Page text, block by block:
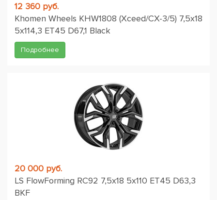
12 360 руб.
Khomen Wheels KHW1808 (Xceed/CX-3/5) 7,5x18
5x114,3 ET45 D67,1 Black
Подробнее
20 000 руб.
LS FlowForming RC92 7,5x18 5x110 ET45 D63,3
BKF